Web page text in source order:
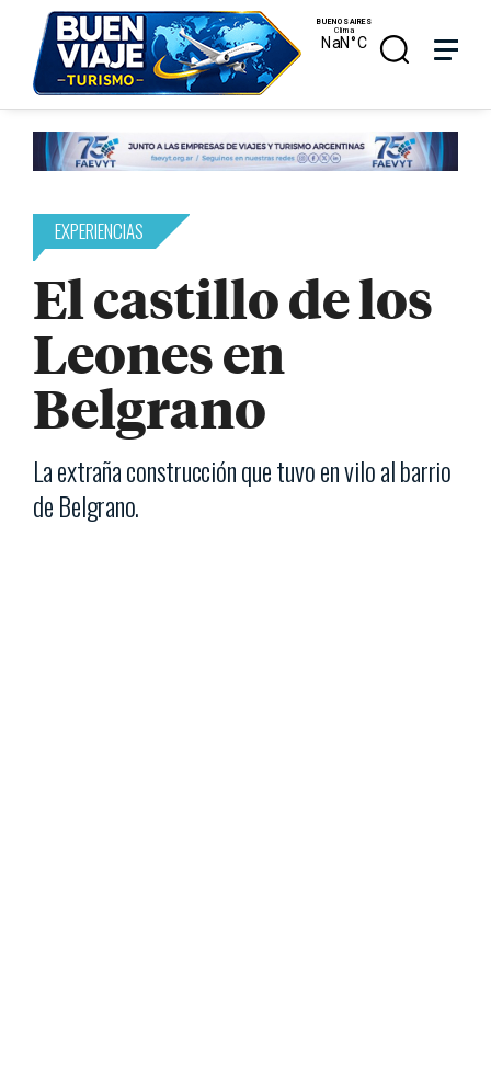
content
Menu
EXPERIENCIAS
El castillo de los
Leones en
Belgrano
La extraña construcción que tuvo en vilo al barrio
de Belgrano.